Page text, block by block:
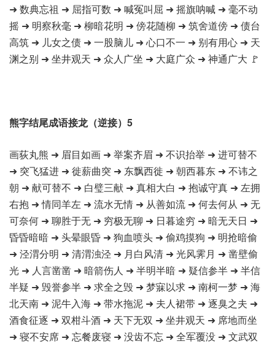
➜ 数典忘祖 ➜ 屈指可数 ➜ 喊冤叫屈 ➜ 摇旗呐喊 ➜ 毫不动
摇 ➜ 明察秋毫 ➜ 柳暗花明 ➜ 傍花随柳 ➜ 筑舍道傍 ➜ 债台
高筑 ➜ 儿女之债 ➜ 一股脑儿 ➜ 心口不一 ➜ 别有用心 ➜ 天
渊之别 ➜ 坐井观天 ➜ 众人广坐 ➜ 大庭广众 ➜ 神通广大 🚩
熊字结尾成语接龙（逆接）5
画荻丸熊 ➜ 眉目如画 ➜ 举案齐眉 ➜ 不识抬举 ➜ 进可替不
➜ 突飞猛进 ➜ 徙薪曲突 ➜ 东飘西徙 ➜ 朝西暮东 ➜ 不讳之
朝 ➜ 献可替不 ➜ 白璧三献 ➜ 真相大白 ➜ 抱诚守真 ➜ 左拥
右抱 ➜ 情同羊左 ➜ 流水无情 ➜ 从善如流 ➜ 何去何从 ➜ 无
可奈何 ➜ 聊胜于无 ➜ 穷极无聊 ➜ 日暮途穷 ➜ 暗无天日 ➜
昏昏暗暗 ➜ 头晕眼昏 ➜ 狗血喷头 ➜ 偷鸡摸狗 ➜ 明抢暗偷
➜ 泾渭分明 ➜ 清渭浊泾 ➜ 月白风清 ➜ 光风霁月 ➜ 凿壁偷
光 ➜ 人言凿凿 ➜ 暗箭伤人 ➜ 半明半暗 ➜ 疑信参半 ➜ 半信
半疑 ➜ 毁誉参半 ➜ 求全之毁 ➜ 梦寐以求 ➜ 南柯一梦 ➜ 海
北天南 ➜ 泥牛入海 ➜ 带水拖泥 ➜ 夫人裙带 ➜ 逐臭之夫 ➜
酒食征逐 ➜ 双柑斗酒 ➜ 天下无双 ➜ 坐井观天 ➜ 席地而坐
➜ 寝不安席 ➜ 忘餐废寝 ➜ 没齿不忘 ➜ 全军覆没 ➜ 文武双